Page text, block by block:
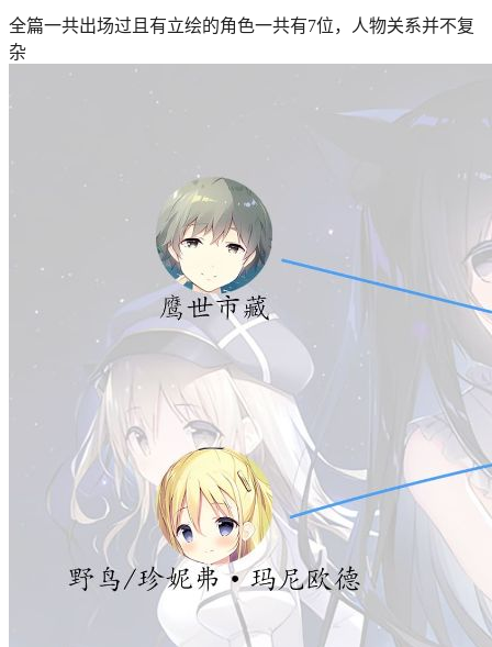
全篇一共出场过且有立绘的角色一共有7位，人物关系并不复
杂